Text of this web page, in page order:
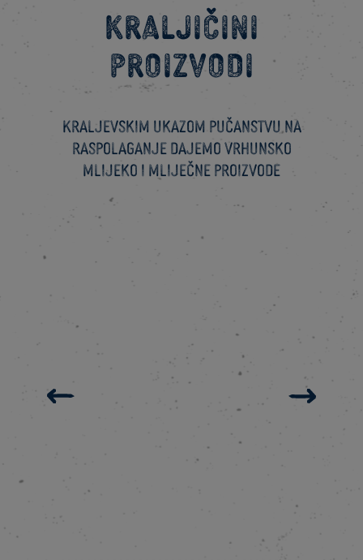
Kraljičini
proizvodi
Kraljevskim ukazom pučanstvu na
raspolaganje dajemo vrhunsko
mlijeko i mliječne proizvode